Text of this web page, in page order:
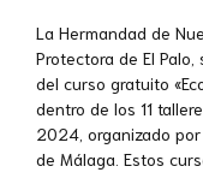
La Hermandad de
Protectora de El
del curso gratuito
dentro de los 11
2024, organizado
de Málaga. Estos